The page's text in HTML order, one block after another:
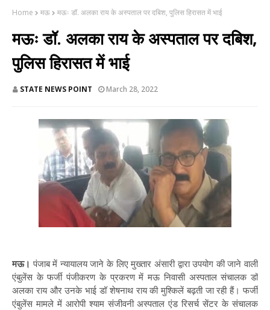
Home मऊ मऊः डॉ. अलका राय के अस्पताल पर दबिश, पुलिस हिरासत में भाई
मऊः डॉ. अलका राय के अस्पताल पर दबिश,
पुलिस हिरासत में भाई
STATE NEWS POINT March 28, 2022
मऊ। पंजाब में न्यायालय जाने के लिए मुख्तार अंसारी द्वारा उपयोग की जाने वाली
एंबुलेंस के फर्जी पंजीकरण के प्रकरण में मऊ निवासी अस्पताल संचालक डॉ
अलका राय और उनके भाई डॉ शेषनाथ राय की मुश्किलें बढ़ती जा रही हैं। फर्जी
एंबुलेंस मामले में आरोपी श्याम संजीवनी अस्पताल एंड रिसर्च सेंटर के संचालक